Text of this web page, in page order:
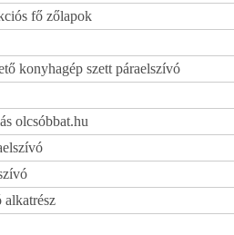
fő zőlapok
konyhagép szett páraelszívó
olcsóbbat.hu
alkatrész